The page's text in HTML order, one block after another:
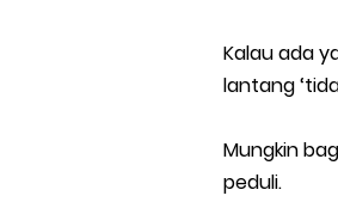
Kalau ada
lantang
Mungkin
peduli.